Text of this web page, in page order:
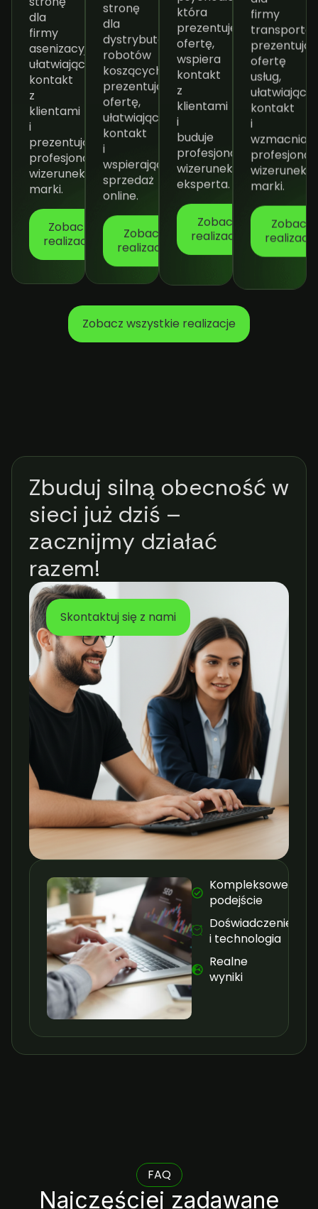
dla
firmy
asenizacyjnej,
ułatwiającą
kontakt
z
klientami
i
prezentującą
profesjonalny
wizerunek
marki.
Zobacz
realizacę
stronę
dla
dystrybutora
robotów
koszących,
prezentującą
ofertę,
ułatwiającą
kontakt
i
wspierającą
sprzedaż
online.
Zobacz
realizację
która
prezentuje
ofertę,
wspiera
kontakt
z
klientami
i
buduje
profesjonalny
wizerunek
eksperta.
Zobacz
realizację
firmy
ofertę
usług,
ułatwiającą
kontakt
i
wizerunek
marki.
Zobacz
realizację
Zobacz wszystkie realizacje
Zbuduj silną obecność w
sieci już dziś –
zacznijmy działać
razem!
Skontaktuj się z nami
Kompleksowe
podejście
Doświadczenie
i technologia
Realne
wyniki
FAQ
Najczęściej zadawane